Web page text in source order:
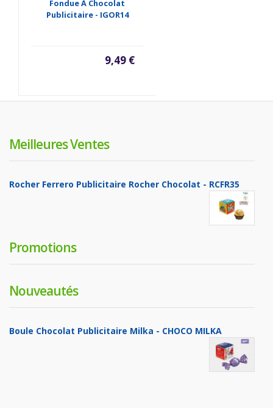
Fondue À Chocolat
Publicitaire - IGOR14
9,49 €
Meilleures Ventes
Rocher Ferrero Publicitaire Rocher Chocolat - RCFR35
Promotions
Nouveautés
Boule Chocolat Publicitaire Milka - CHOCO MILKA